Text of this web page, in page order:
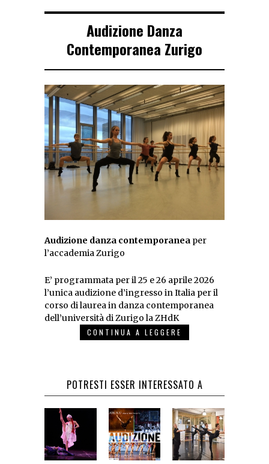
Audizione Danza
Contemporanea Zurigo
Audizione danza contemporanea per
l’accademia Zurigo
E’ programmata per il 25 e 26 aprile 2026
l’unica audizione d’ingresso in Italia per il
corso di laurea in danza contemporanea
dell’università di Zurigo la ZHdK
CONTINUA A LEGGERE
POTRESTI ESSER INTERESSATO A